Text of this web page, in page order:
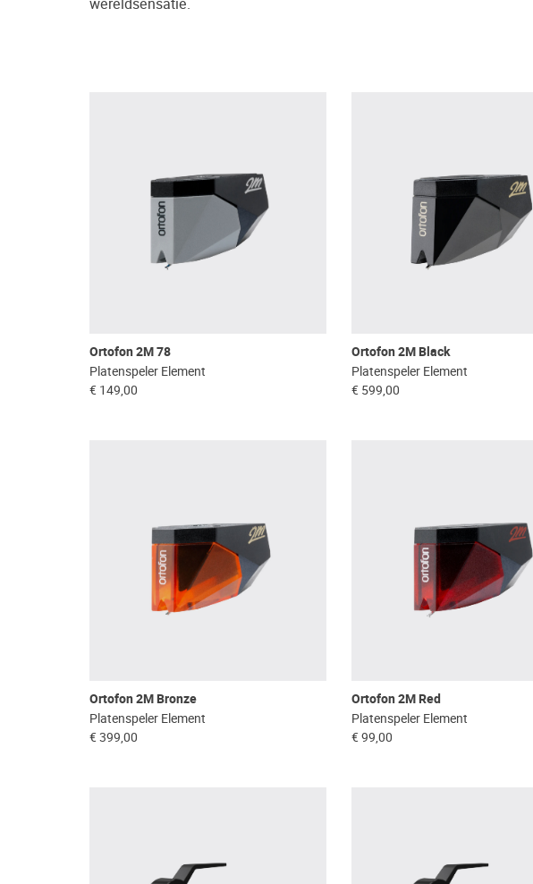
wereldsensatie.
Ortofon 2M 78
Platenspeler Element
€ 149,00
Ortofon 2M Black
Platenspeler Element
€ 599,00
Ortofon 2M Bronze
Platenspeler Element
€ 399,00
Ortofon 2M Red
Platenspeler Element
€ 99,00